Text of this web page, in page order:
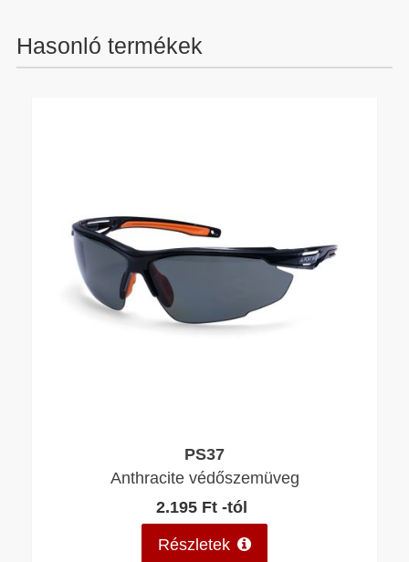
Hasonló termékek
PS37
Anthracite védőszemüveg
2.195 Ft -tól
Részletek